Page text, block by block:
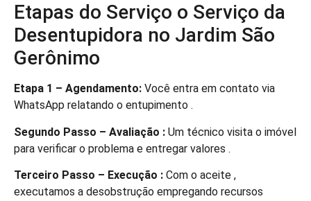
Etapas do Serviço o Serviço da
Desentupidora no Jardim São
Gerônimo
Etapa 1 – Agendamento: Você entra em contato via
WhatsApp relatando o entupimento .
Segundo Passo – Avaliação : Um técnico visita o imóvel
para verificar o problema e entregar valores .
Terceiro Passo – Execução : Com o aceite ,
executamos a desobstrução empregando recursos